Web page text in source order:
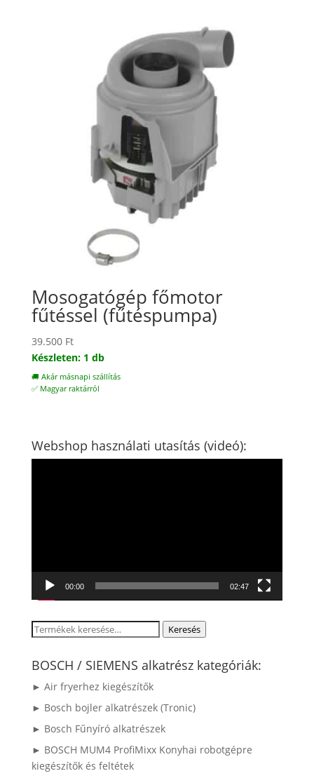
Mosogatógép főmotor
fűtéssel (fűtéspumpa)
39.500 Ft
Készleten: 1 db
🚚 Akár másnapi szállítás
✅ Magyar raktárról
Webshop használati utasítás (videó):
00:00 02:47
Keresés
következőre:
Keresés
BOSCH / SIEMENS alkatrész kategóriák:
► Air fryerhez kiegészítők
► Bosch bojler alkatrészek (Tronic)
► Bosch Fűnyíró alkatrészek
► BOSCH MUM4 ProfiMixx Konyhai robotgépre
kiegészítők és feltétek